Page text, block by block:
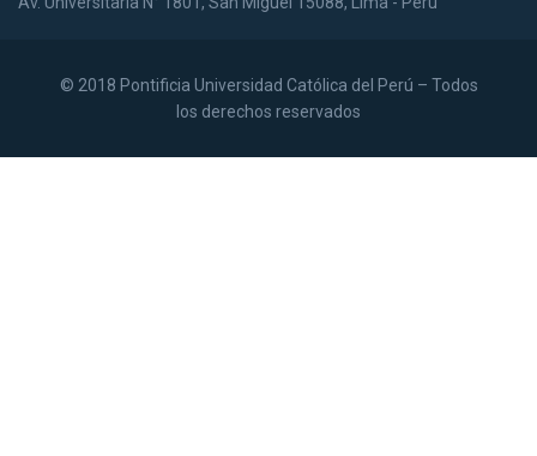
© 2018 Pontificia Universidad Católica del Perú – Todos
los derechos reservados